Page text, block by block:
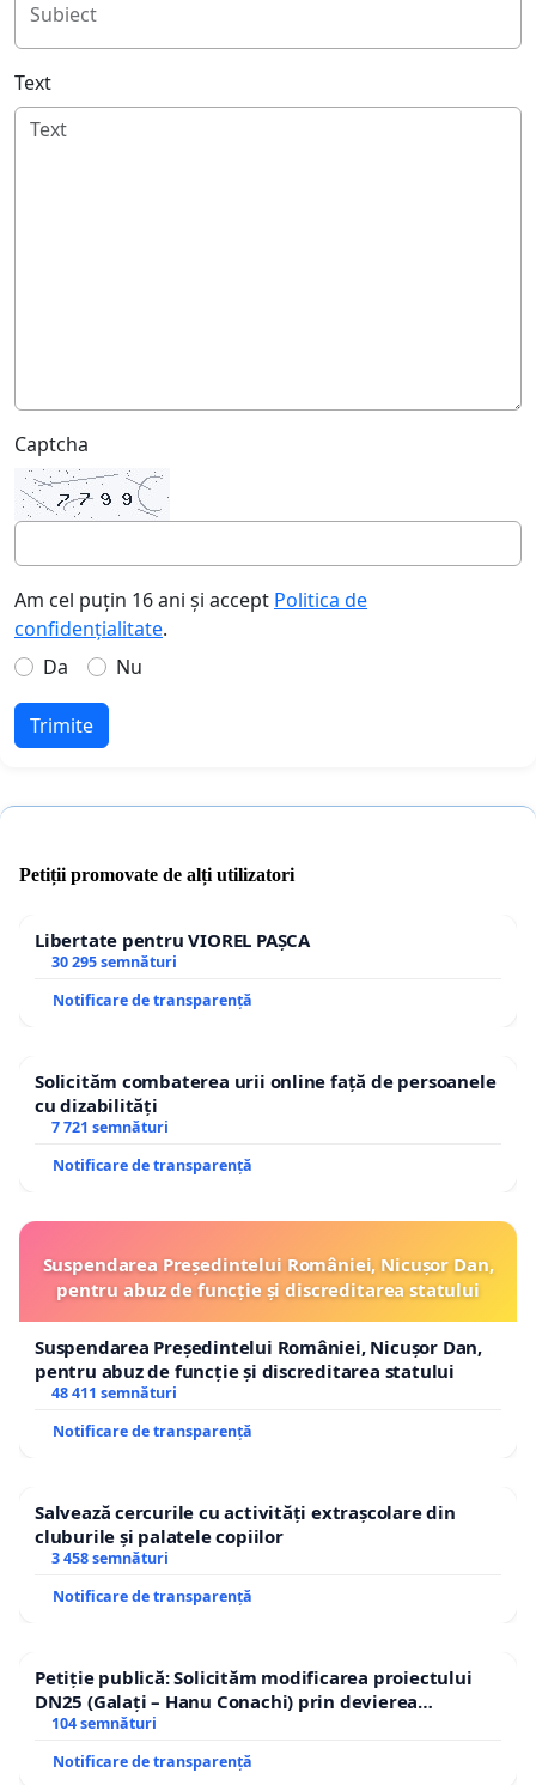
Subiect
Text
Captcha
Am cel puțin 16 ani și accept Politica de
confidențialitate.
Da
Nu
Trimite
Petiții promovate de alți utilizatori
Libertate pentru VIOREL PAȘCA
30 295 semnături
Notificare de transparență
Solicităm combaterea urii online față de persoanele
cu dizabilități
7 721 semnături
Notificare de transparență
Suspendarea Președintelui României, Nicușor Dan,
pentru abuz de funcție și discreditarea statului
Suspendarea Președintelui României, Nicușor Dan,
pentru abuz de funcție și discreditarea statului
48 411 semnături
Notificare de transparență
Salvează cercurile cu activități extrașcolare din
cluburile și palatele copiilor
3 458 semnături
Notificare de transparență
Petiție publică: Solicităm modificarea proiectului
DN25 (Galați – Hanu Conachi) prin devierea
traseului în afara localităților!
104 semnături
Notificare de transparență